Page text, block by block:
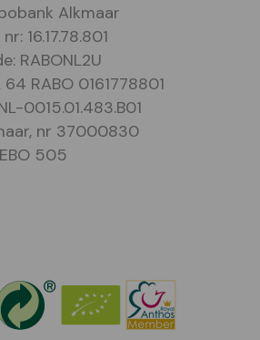
Alkmaar
16.17.78.801
RABONL2U
64 RABO 0161778801
0015.01.483.B01
nr 37000830
505